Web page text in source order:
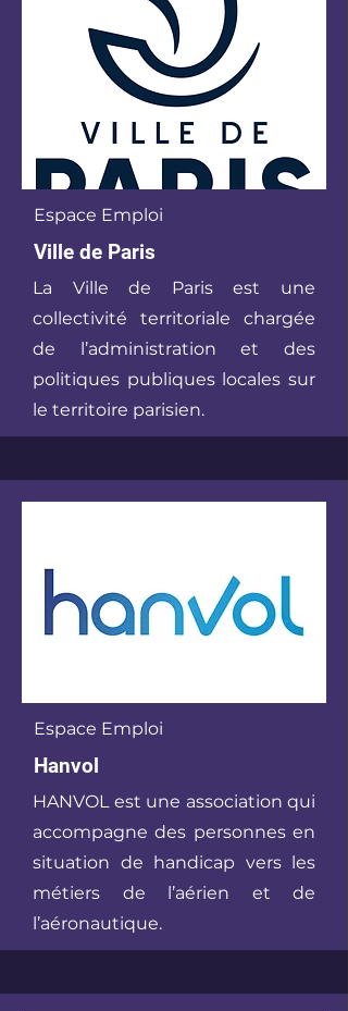
Espace Emploi
Ville de Paris
La Ville de Paris est une
collectivité territoriale chargée
de l’administration et des
politiques publiques locales sur
le territoire parisien.
Espace Emploi
Hanvol
HANVOL est une association qui
accompagne des personnes en
situation de handicap vers les
métiers de l’aérien et de
l’aéronautique.